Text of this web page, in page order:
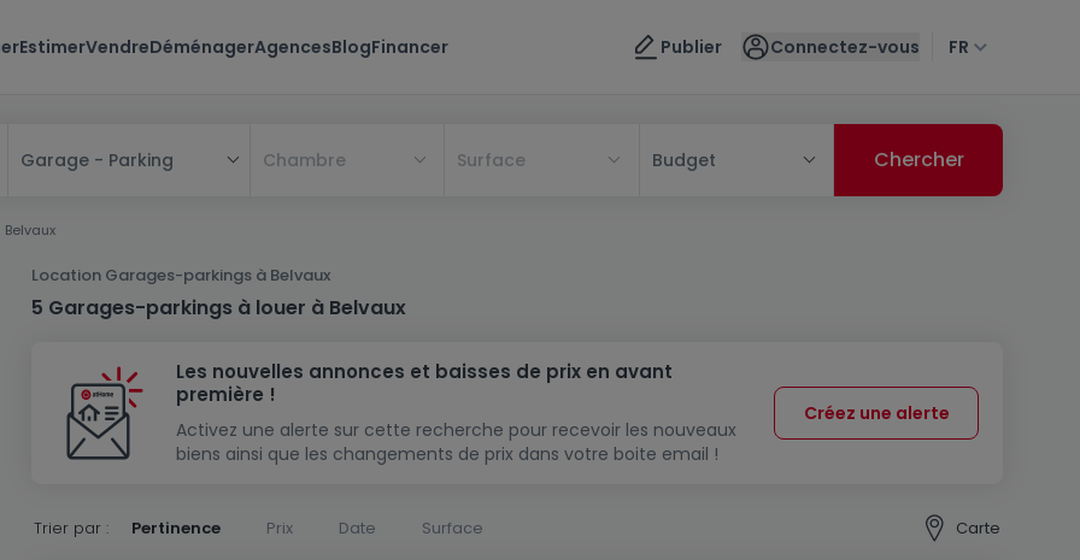
EstimerVendreDéménagerAgencesBlogFinancer Publier Connectez-vous FR
Garage - Parking
Maison
Maison mitoyenne
Maison jumelée
Appartement
Chambre
Studio
Résidence
Lotissement
Maison à construire
Modèle de maison
Immeuble de rapport
Chambre Surface Budget
Belvaux
Location Garages-parkings à Belvaux
5 Garages-parkings à louer à Belvaux
Les nouvelles annonces et baisses de prix en avant
première !
Activez une alerte sur cette recherche pour recevoir les nouveaux
biens ainsi que les changements de prix dans votre boite email !
Créez une alerte
Trier par : Pertinence Prix Date Surface Carte